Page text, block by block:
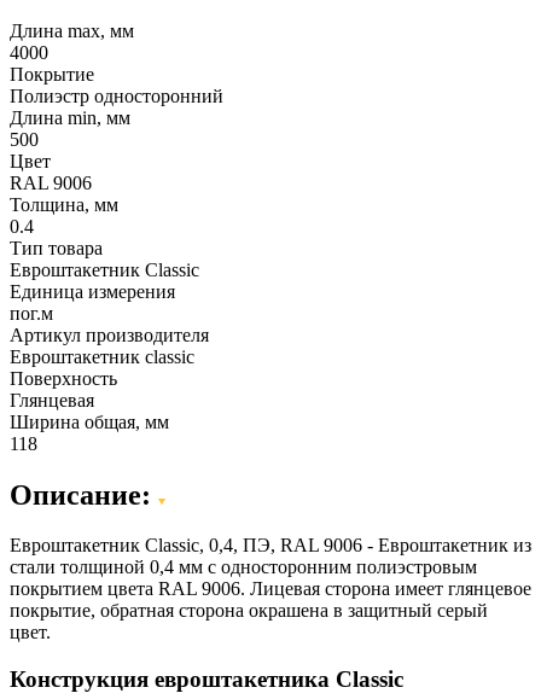
Длина max, мм
4000
Покрытие
Полиэстр односторонний
Длина min, мм
500
Цвет
RAL 9006
Толщина, мм
0.4
Тип товара
Евроштакетник Classic
Единица измерения
пог.м
Артикул производителя
Евроштакетник classic
Поверхность
Глянцевая
Ширина общая, мм
118
Описание:
Евроштакетник Classic, 0,4, ПЭ, RAL 9006 - Евроштакетник из
стали толщиной 0,4 мм с односторонним полиэстровым
покрытием цвета RAL 9006. Лицевая сторона имеет глянцевое
покрытие, обратная сторона окрашена в защитный серый
цвет.
Конструкция евроштакетника Classic